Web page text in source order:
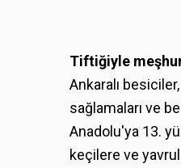
Tiftiğiyle
Ankaralı
sağlamaları ve
Anadolu'ya 13.
keçilere ve